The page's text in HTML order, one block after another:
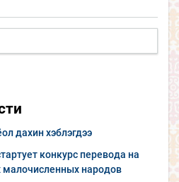
дахин хэблэгдээ
конкурс перевода на
народов